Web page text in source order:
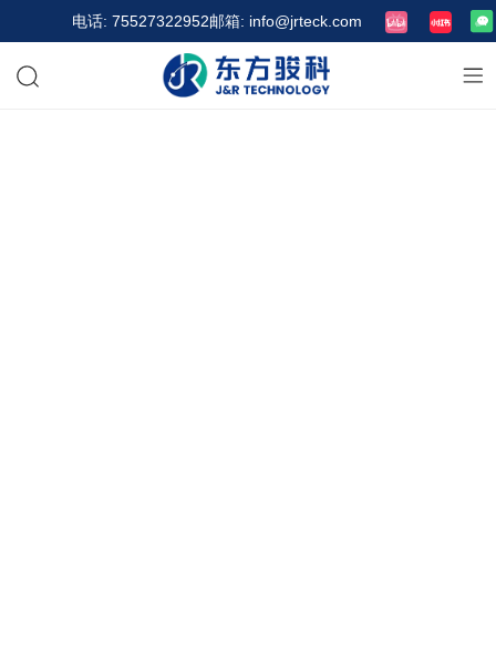
电话: 75527322952邮箱: info@jrteck.com